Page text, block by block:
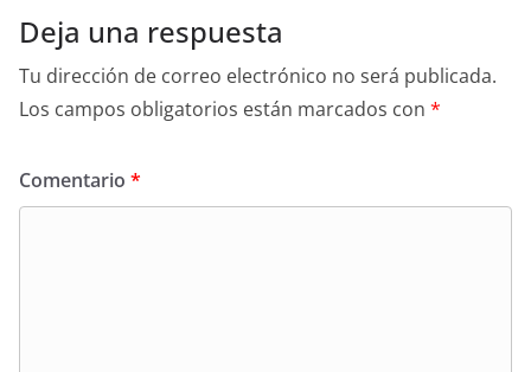
Deja una respuesta
Tu dirección de correo electrónico no será publicada.
Los campos obligatorios están marcados con *
Comentario *